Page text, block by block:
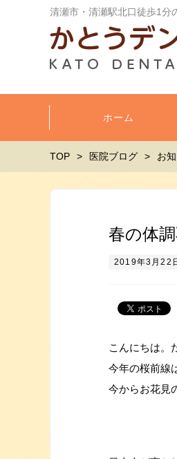
清瀬市・清瀬駅北口徒歩1分
ホーム
TOP 医院ブログ お
春の体
2019年3月22
こんにちは。
今年の桜前線
今からお花見